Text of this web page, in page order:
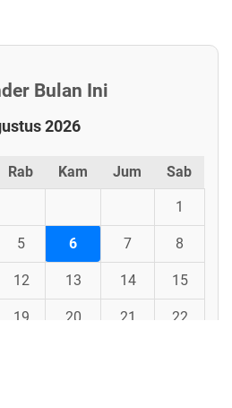
Bulan Ini
2026
Rab Kam Jum Sab
1
5 6 7 8
12 13 14 15
19 20 21 22